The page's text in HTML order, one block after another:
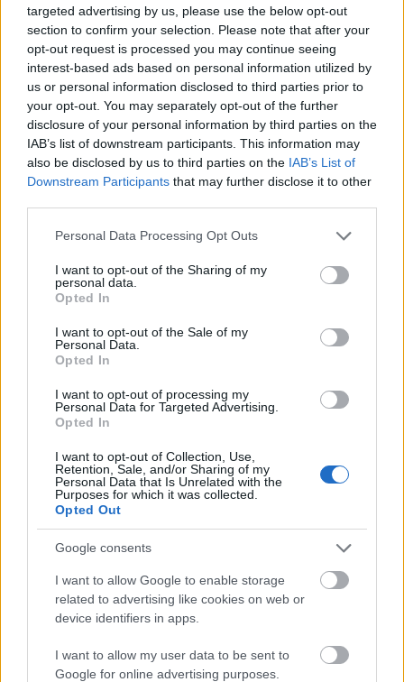
targeted advertising by us, please use the below opt-out
section to confirm your selection. Please note that after your
opt-out request is processed you may continue seeing
interest-based ads based on personal information utilized by
us or personal information disclosed to third parties prior to
your opt-out. You may separately opt-out of the further
disclosure of your personal information by third parties on the
IAB’s list of downstream participants. This information may
also be disclosed by us to third parties on the IAB’s List of
Downstream Participants that may further disclose it to other
Please note that this website/app uses one or more Google
not limited to your visit or usage behaviour. You may click to
grant or deny consent to Google and its third-party tags to
use your data for below specified purposes in below Google
consent section.
Personal Data Processing Opt Outs
I want to opt-out of the Sharing of my
personal data.
Opted In
I want to opt-out of the Sale of my
Personal Data.
Opted In
I want to opt-out of processing my
Personal Data for Targeted Advertising.
Opted In
I want to opt-out of Collection, Use,
Retention, Sale, and/or Sharing of my
Personal Data that Is Unrelated with the
Purposes for which it was collected.
Opted Out
Google consents
I want to allow Google to enable storage
related to advertising like cookies on web or
device identifiers in apps.
I want to allow my user data to be sent to
Google for online advertising purposes.
View this post on Instagram
A post shared by TAG Heuer (@tagheuer)
Η κάσα από γυαλισμένο χάλυβα 42 mm του στάνταρ
μοντέλου περιβάλλει ένα λευκό καντράν με μπλε πινελιές
ως νεύμα στα θρυλικά χρώματα της κλασικής 911.
Εξοπλισμένη τόσο με λευκό λουρί Nato όσο και με
ατσάλινο μπρασελέ, αυτή η έκδοση περιορίζεται σε
κομμάτια